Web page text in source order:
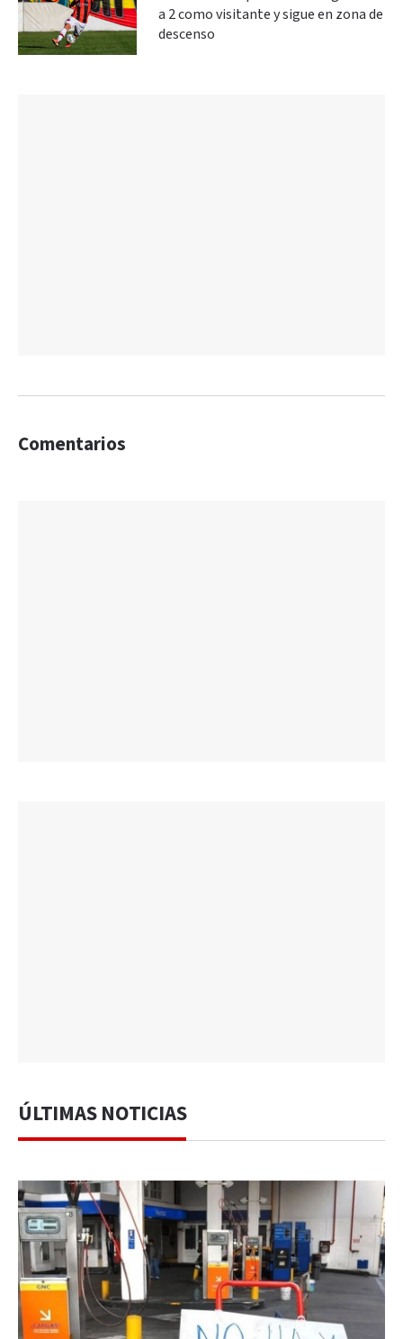
a 2 como visitante y sigue en zona de
descenso
Comentarios
ÚLTIMAS NOTICIAS